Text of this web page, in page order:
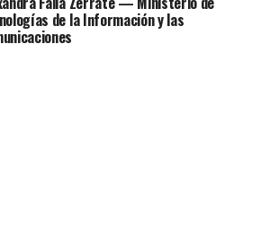
de la Información y las